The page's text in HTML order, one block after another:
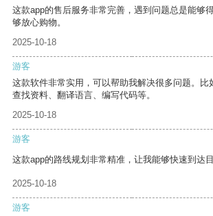
这款app的售后服务非常完善，遇到问题总是能够
够放心购物。
2025-10-18
游客
这款软件非常实用，可以帮助我解决很多问题。比
查找资料、翻译语言、编写代码等。
2025-10-18
游客
这款app的路线规划非常精准，让我能够快速到达目
2025-10-18
游客